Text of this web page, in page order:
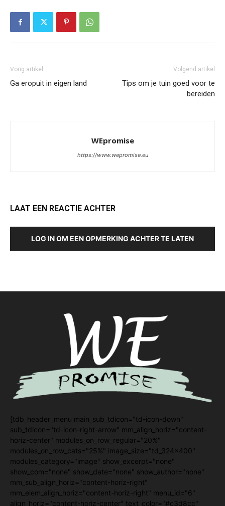
Vorig artikel
Ga eropuit in eigen land
Volgend artikel
Tips om je tuin goed voor te
bereiden
WEpromise
https://www.wepromise.eu
LAAT EEN REACTIE ACHTER
LOG IN OM EEN OPMERKING ACHTER TE LATEN
[tdb_header_menu main_sub_tdicon="td-icon-down"
sub_tdicon="td-icon-right-arrow" mm_align_horiz="content-
horiz-center" modules_on_row_regular="20%"
modules_on_row_cats="25%" image_size="td_324x400"
modules_category="image" show_excerpt="none"
show_com="none" show_date="none" show_author="none"
mm_sub_align_horiz="content-horiz-right"
mm_elem_align_horiz="content-horiz-right" menu_id="6"
align_horiz="content-horiz-center" text_color="#c3d8cc"